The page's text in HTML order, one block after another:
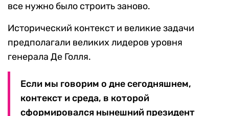
все нужно было строить заново.
Исторический контекст и великие задачи
предполагали великих лидеров уровня
генерала Де Голля.
Если мы говорим о дне сегодняшнем,
контекст и среда, в которой
сформировался нынешний президент